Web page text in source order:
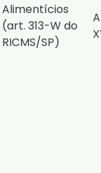
Alimentícios
(art. 313-W do
RICMS/SP)